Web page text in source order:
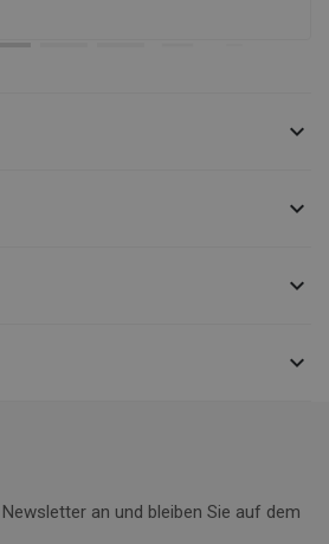




an und bleiben Sie auf dem